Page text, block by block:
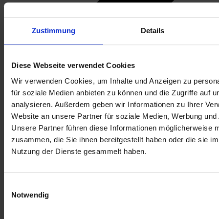
Zustimmung Details
Diese Webseite verwendet Cookies
Wir verwenden Cookies, um Inhalte und Anzeigen zu
für soziale Medien anbieten zu können und die Zugriffe auf
analysieren. Außerdem geben wir Informationen zu Ihrer
Website an unsere Partner für soziale Medien, Werbung
Unsere Partner führen diese Informationen möglicherweise
zusammen, die Sie ihnen bereitgestellt haben oder die sie
Nutzung der Dienste gesammelt haben.
Notwendig